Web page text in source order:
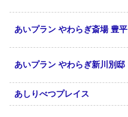
あいプラン やわらぎ斎場 豊平
あいプラン やわらぎ新川別邸
あしりべつプレイス